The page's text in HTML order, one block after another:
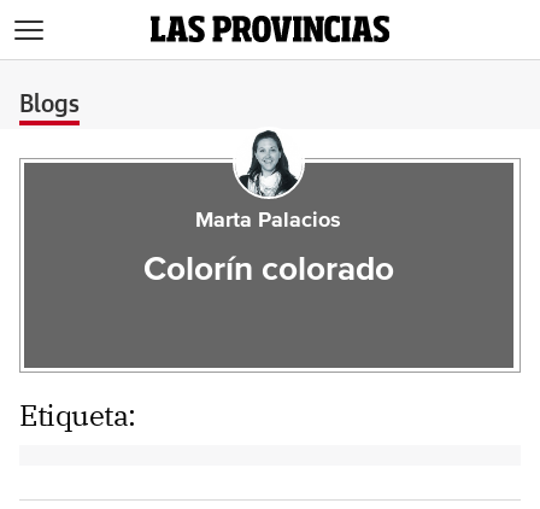
Blogs
Marta Palacios
Colorín colorado
Etiqueta: